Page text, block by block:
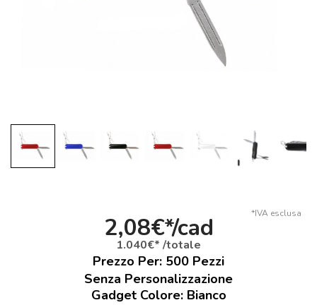
*IVA esclusa
2,08€*/cad
1.040€* /totale
Prezzo Per: 500 Pezzi
Senza Personalizzazione
Gadget Colore: Bianco